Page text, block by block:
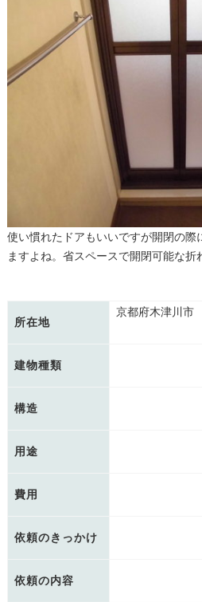
使い慣れたドアもいいですが開閉の際
ますよね。省スペースで開閉可能な折
所在地
京都府木津川市
建物種類
構造
用途
費用
依頼のきっかけ
依頼の内容